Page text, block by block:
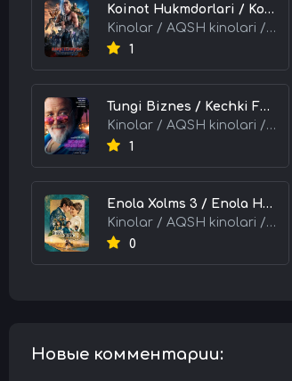
Koinot Hukmdorlari / Koinot Himoyachilari / Koinot Egalari 2026 HD Uzbek tilida tas-ix tarjima kino skachat
Kinolar / AQSH kinolari / Tarjima kinolar
1
Tungi Biznes / Kechki Faoliyat / Tijorat 2026 HD Uzbek tilida Tarjima kino skachat tas-ix
Kinolar / AQSH kinolari / Tarjima kinolar
1
Enola Xolms 3 / Enola Holms 3 2026 HD Uzbek tilida Tarjima kino tas-ix skachat
Kinolar / AQSH kinolari / Tarjima kinolar
0
Новые комментарии: